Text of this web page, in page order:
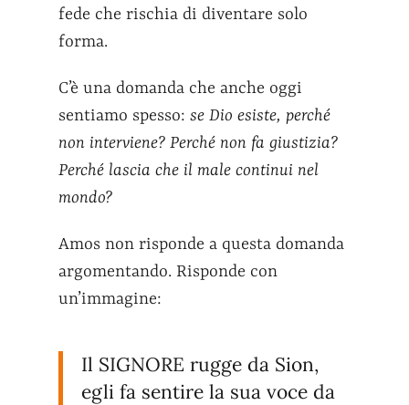
fede che rischia di diventare solo
forma.
C’è una domanda che anche oggi
sentiamo spesso: se Dio esiste, perché
non interviene? Perché non fa giustizia?
Perché lascia che il male continui nel
mondo?
Amos non risponde a questa domanda
argomentando. Risponde con
un’immagine:
Il SIGNORE rugge da Sion,
egli fa sentire la sua voce da